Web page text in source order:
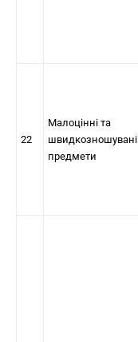
22
Малоцінні та
швидкозношувані
предмети